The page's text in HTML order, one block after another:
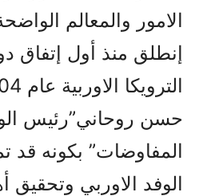
الامور والمعالم
إنطلق منذ أول إتفاق
حسن روحاني”رئيس
المفاوضات” بکونه قد
الوفد الاوربي